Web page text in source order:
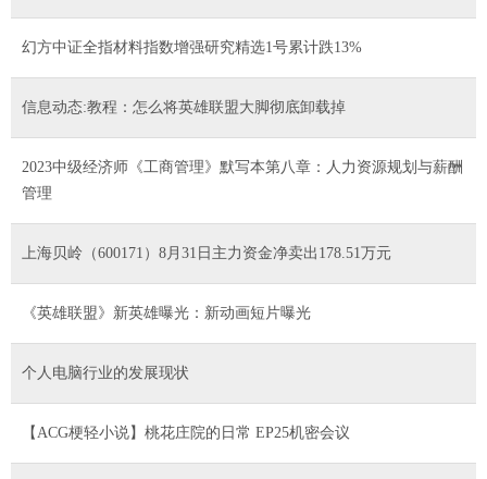
幻方中证全指材料指数增强研究精选1号累计跌13%
信息动态:教程：怎么将英雄联盟大脚彻底卸载掉
2023中级经济师《工商管理》默写本第八章：人力资源规划与薪酬
管理
上海贝岭（600171）8月31日主力资金净卖出178.51万元
《英雄联盟》新英雄曝光：新动画短片曝光
个人电脑行业的发展现状
【ACG梗轻小说】桃花庄院的日常 EP25机密会议